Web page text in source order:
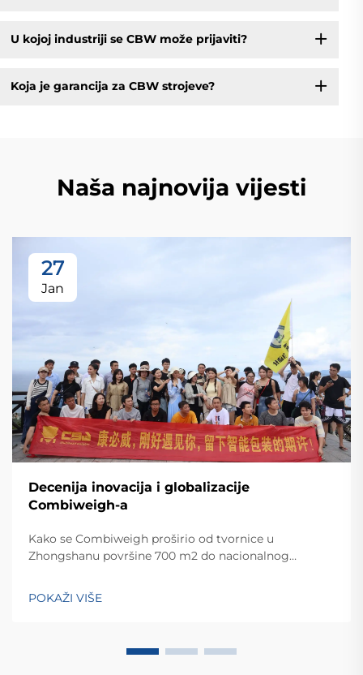
U kojoj industriji se CBW može prijaviti?
Koja je garancija za CBW strojeve?
Naša najnovija vijesti
27
Jan
Decenija inovacija i globalizacije
Combiweigh-a
Kako se Combiweigh proširio od tvornice u
Zhongshanu površine 700 m2 do nacionalnog
zemalja. Otkrijte njihova inteligentna rješenja za
tehtanjezažali globalnu konsultaciju OEM/ODM-a još
POKAŽI VIŠE